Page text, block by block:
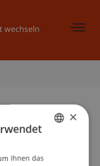
wechseln
×
Ihnen das